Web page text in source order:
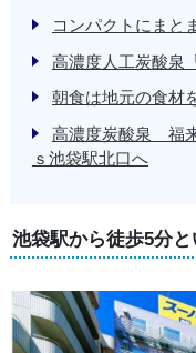
コンパクトにまと
高濃度人工炭酸泉
朝食は地元の食材
高濃度炭酸泉 福
ｓ池袋駅北口へ
池袋駅から徒歩5分